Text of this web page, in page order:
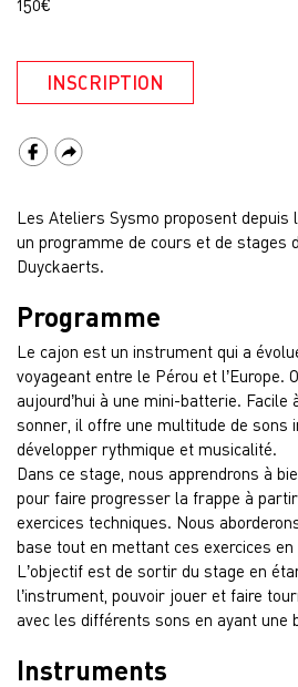
150€
INSCRIPTION
Les Ateliers Sysmo proposent depuis
un programme de cours et de stages
Duyckaerts.
Programme
Le cajon est un instrument qui a
voyageant entre le Pérou et l’Europe.
aujourd’hui à une mini-batterie.
sonner, il offre une multitude de sons
développer rythmique et musicalité.
Dans ce stage, nous apprendrons à
pour faire progresser la frappe à
exercices techniques. Nous
base tout en mettant ces exercices en
L’objectif est de sortir du stage en
l’instrument, pouvoir jouer et faire
avec les différents sons en ayant une
Instruments